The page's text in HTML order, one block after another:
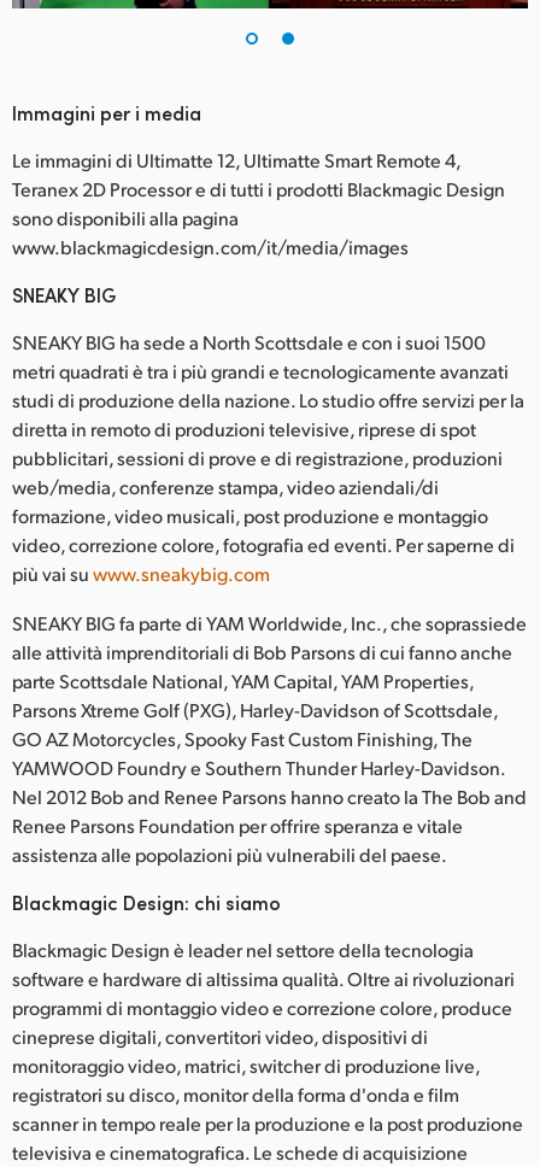
Immagini per i media
Le immagini di Ultimatte 12, Ultimatte Smart Remote 4,
Teranex 2D Processor e di tutti i prodotti Blackmagic Design
sono disponibili alla pagina
www.blackmagicdesign.com/it/media/images
SNEAKY BIG
SNEAKY BIG ha sede a North Scottsdale e con i suoi 1500
metri quadrati è tra i più grandi e tecnologicamente avanzati
studi di produzione della nazione. Lo studio offre servizi per la
diretta in remoto di produzioni televisive, riprese di spot
pubblicitari, sessioni di prove e di registrazione, produzioni
web/media, conferenze stampa, video aziendali/di
formazione, video musicali, post produzione e montaggio
video, correzione colore, fotografia ed eventi. Per saperne di
più vai suwww.sneakybig.com
SNEAKY BIG fa parte di YAM Worldwide, Inc., che soprassiede
alle attività imprenditoriali di Bob Parsons di cui fanno anche
parte Scottsdale National, YAM Capital, YAM Properties,
Parsons Xtreme Golf (PXG), Harley-Davidson of Scottsdale,
GO AZ Motorcycles, Spooky Fast Custom Finishing, The
YAMWOOD Foundry e Southern Thunder Harley-Davidson.
Nel 2012 Bob and Renee Parsons hanno creato la The Bob and
Renee Parsons Foundation per offrire speranza e vitale
assistenza alle popolazioni più vulnerabili del paese.
Blackmagic Design: chi siamo
Blackmagic Design è leader nel settore della tecnologia
software e hardware di altissima qualità. Oltre ai rivoluzionari
programmi di montaggio video e correzione colore, produce
cineprese digitali, convertitori video, dispositivi di
monitoraggio video, matrici, switcher di produzione live,
registratori su disco, monitor della forma d'onda e film
scanner in tempo reale per la produzione e la post produzione
televisiva e cinematografica. Le schede di acquisizione